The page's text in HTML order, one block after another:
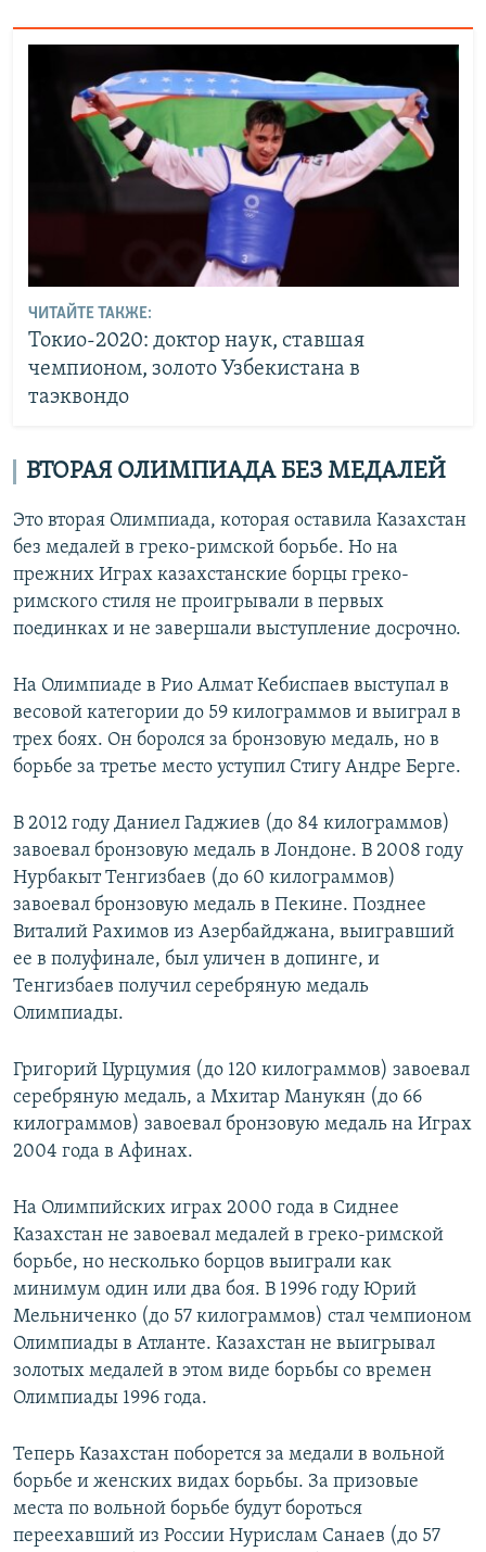
ЧИТАЙТЕ ТАКЖЕ:
Токио-2020: доктор наук, ставшая
чемпионом, золото Узбекистана в
таэквондо
ВТОРАЯ ОЛИМПИАДА БЕЗ МЕДАЛЕЙ
Это вторая Олимпиада, которая оставила Казахстан
без медалей в греко-римской борьбе. Но на
прежних Играх казахстанские борцы греко-
римского стиля не проигрывали в первых
поединках и не завершали выступление досрочно.
На Олимпиаде в Рио Алмат Кебиспаев выступал в
весовой категории до 59 килограммов и выиграл в
трех боях. Он боролся за бронзовую медаль, но в
борьбе за третье место уступил Стигу Андре Берге.
В 2012 году Даниел Гаджиев (до 84 килограммов)
завоевал бронзовую медаль в Лондоне. В 2008 году
Нурбакыт Тенгизбаев (до 60 килограммов)
завоевал бронзовую медаль в Пекине. Позднее
Виталий Рахимов из Азербайджана, выигравший
ее в полуфинале, был уличен в допинге, и
Тенгизбаев получил серебряную медаль
Олимпиады.
Григорий Цурцумия (до 120 килограммов) завоевал
серебряную медаль, а Мхитар Манукян (до 66
килограммов) завоевал бронзовую медаль на Играх
2004 года в Афинах.
На Олимпийских играх 2000 года в Сиднее
Казахстан не завоевал медалей в греко-римской
борьбе, но несколько борцов выиграли как
минимум один или два боя. В 1996 году Юрий
Мельниченко (до 57 килограммов) стал чемпионом
Олимпиады в Атланте. Казахстан не выигрывал
золотых медалей в этом виде борьбы со времен
Олимпиады 1996 года.
Теперь Казахстан поборется за медали в вольной
борьбе и женских видах борьбы. За призовые
места по вольной борьбе будут бороться
переехавший из России Нурислам Санаев (до 57